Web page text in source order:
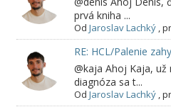
prvá kniha ...
Od Jaroslav Lachký,
RE: HCL/Palenie
@kaja Ahoj Kaja,
diagnóza sa t...
Od Jaroslav Lachký,